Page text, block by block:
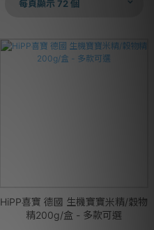
每頁顯示 72 個
HiPP喜寶 德國 生機寶寶米精/穀物
精200g/盒 - 多款可選